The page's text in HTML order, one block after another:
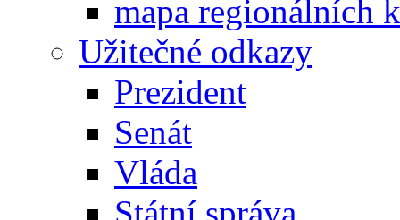
mapa regionálních
Užitečné odkazy
Prezident
Senát
Vláda
Státní správa